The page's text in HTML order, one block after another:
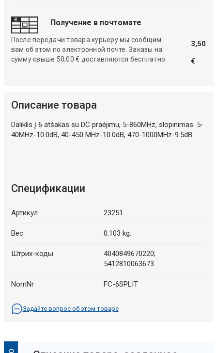
Получение в почтомате
После передачи товара курьеру мы сообщим
вам об этом по электронной почте. Заказы на
сумму свыше 50,00 € доставляются бесплатно.
3,50
€
Описание товара
Daliklis į 6 atšakas su DC praėjimu, 5-860MHz, slopinimas: 5-
40MHz-10.0dB, 40-450 MHz-10.0dB, 470-1000MHz-9.5dB
Спецификации
Артикул 23251
Вес 0.103 kg.
Штрих-коды
4040849670220;
5412810063673
NomNr FC-6SPLIT
Задайте вопрос об этом товаре